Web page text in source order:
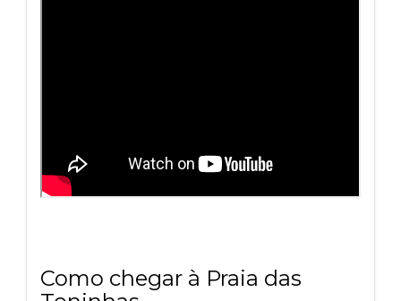
Como chegar à Praia das